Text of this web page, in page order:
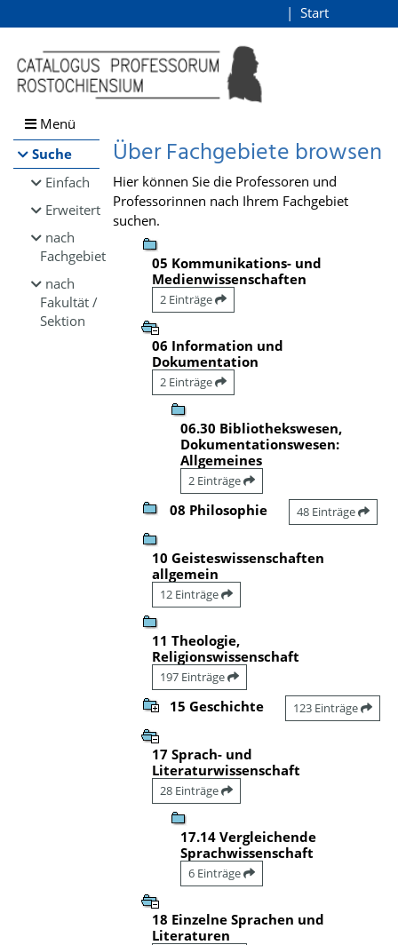
Browsen
direkt zum Inhalt
Start
Menü
Suche
Einfach
Erweitert
nach
Fachgebiet
nach
Fakultät /
Sektion
Über Fachgebiete browsen
Hier können Sie die Professoren und
Professorinnen nach Ihrem Fachgebiet
suchen.
05 Kommunikations- und
Medienwissenschaften
2 Einträge
06 Information und
Dokumentation
2 Einträge
06.30 Bibliothekswesen,
Dokumentationswesen:
Allgemeines
2 Einträge
08 Philosophie 48 Einträge
10 Geisteswissenschaften
allgemein
12 Einträge
11 Theologie,
Religionswissenschaft
197 Einträge
15 Geschichte 123 Einträge
17 Sprach- und
Literaturwissenschaft
28 Einträge
17.14 Vergleichende
Sprachwissenschaft
6 Einträge
18 Einzelne Sprachen und
Literaturen